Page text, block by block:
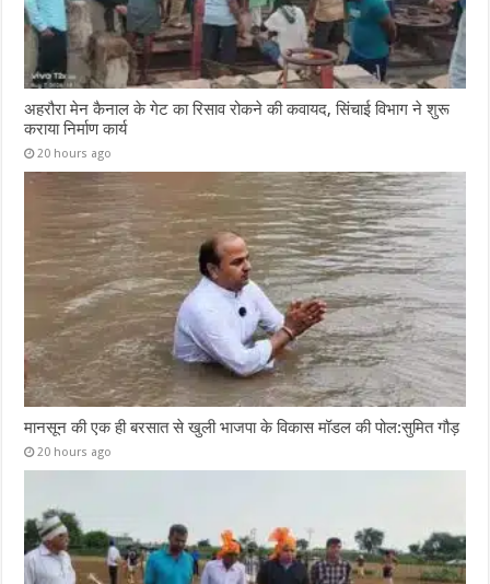
अहरौरा मेन कैनाल के गेट का रिसाव रोकने की कवायद, सिंचाई विभाग ने शुरू
कराया निर्माण कार्य
20 hours ago
मानसून की एक ही बरसात से खुली भाजपा के विकास मॉडल की पोल:सुमित गौड़
20 hours ago